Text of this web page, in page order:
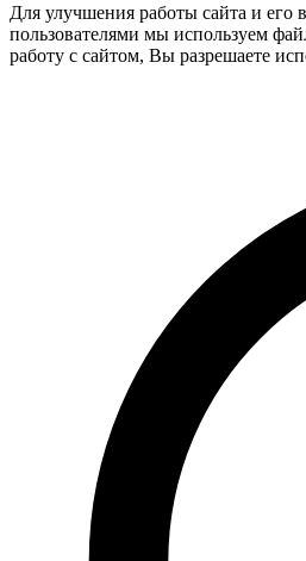
Для улучшения работы сайта и его
пользователями мы используем
работу с сайтом, Вы разрешаете